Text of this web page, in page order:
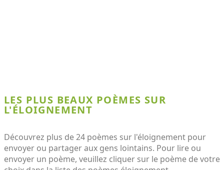
LES PLUS BEAUX POÈMES SUR
L'ÉLOIGNEMENT
Découvrez plus de 24 poèmes sur l'éloignement pour
envoyer ou partager aux gens lointains. Pour lire ou
envoyer un poème, veuillez cliquer sur le poème de votre